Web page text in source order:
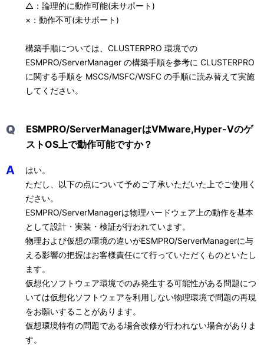
△：論理的に動作可能(未サポート)
×：動作不可(未サポート)
構築手順については、CLUSTERPRO 環境での
ESMPRO/ServerManager の構築手順を参考に CLUSTERPRO
に関する手順を MSCS/MSFC/WSFC の手順に読み替えて実施
してください。
Q
ESMPRO/ServerManagerはVMware,Hyper-Vのゲ
ストOS上で動作可能ですか？
A
はい。
ただし、以下の点について予めご了承いただいた上でご使用く
ださい。
ESMPRO/ServerManagerは物理ハードウェア上の動作を基本
として設計・実装・検証が行われています。
物理および仮想の環境の違いがESMPRO/ServerManagerに与
える影響の把握はお客様責任にて行っていただくものといたし
ます。
仮想化ソフトウェア環境でのみ発生する可能性がある問題につ
いては仮想化ソフトウェアを利用しない物理環境で問題の再現
をお願いすることがあります。
仮想環境特有の問題である場合改修が行われない場合がありま
す。